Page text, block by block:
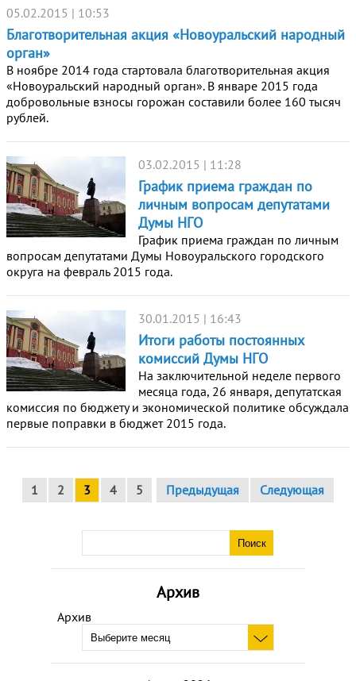
Архив
Архив
05.02.2015 | 10:53
Благотворительная акция «Новоуральский народный
орган»
В ноябре 2014 года стартовала благотворительная акция
«Новоуральский народный орган». В январе 2015 года
добровольные взносы горожан составили более 160 тысяч
рублей.
03.02.2015 | 11:28
График приема граждан по
личным вопросам депутатами
Думы НГО
График приема граждан по личным
вопросам депутатами Думы Новоуральского городского
округа на февраль 2015 года.
30.01.2015 | 16:43
Итоги работы постоянных
комиссий Думы НГО
На заключительной неделе первого
месяца года, 26 января, депутатская
комиссия по бюджету и экономической политике обсуждала
первые поправки в бюджет 2015 года.
1 2 3 4 5 Следующая
Предыдущая